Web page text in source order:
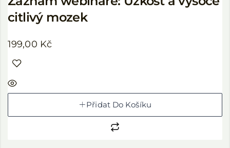
citlivý mozek
199,00 Kč
Přidat Do Košíku